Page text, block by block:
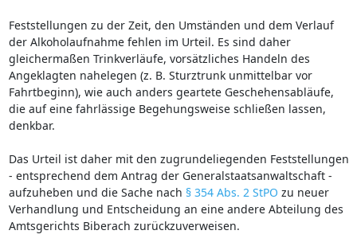
Feststellungen zu der Zeit, den Umständen und dem Verlauf
der Alkoholaufnahme fehlen im Urteil. Es sind daher
gleichermaßen Trinkverläufe, vorsätzliches Handeln des
Angeklagten nahelegen (z. B. Sturztrunk unmittelbar vor
Fahrtbeginn), wie auch anders geartete Geschehensabläufe,
die auf eine fahrlässige Begehungsweise schließen lassen,
denkbar.
Das Urteil ist daher mit den zugrundeliegenden Feststellungen
- entsprechend dem Antrag der Generalstaatsanwaltschaft -
aufzuheben und die Sache nach § 354 Abs. 2 StPO zu neuer
Verhandlung und Entscheidung an eine andere Abteilung des
Amtsgerichts Biberach zurückzuverweisen.